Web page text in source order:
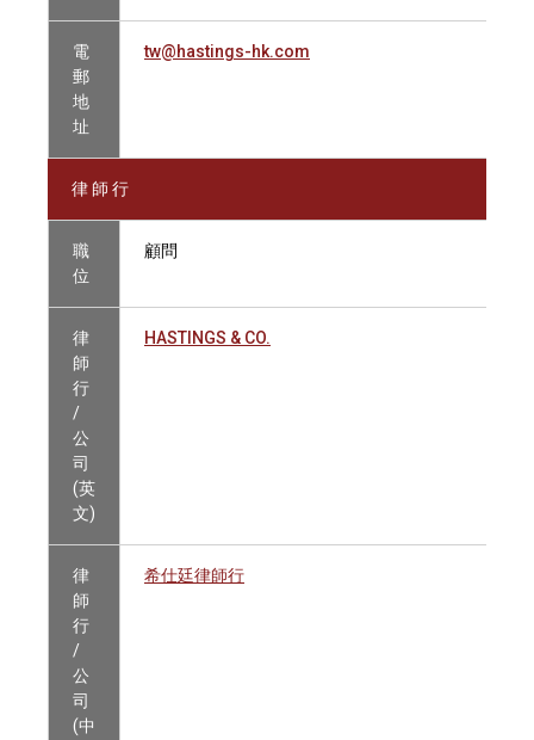
電
郵
地
址
tw@hastings-hk.com
律 師 行
職
位
顧問
律
師
行
/
公
司
(英
文)
HASTINGS & CO.
律
師
行
/
公
司
(中
希仕廷律師行